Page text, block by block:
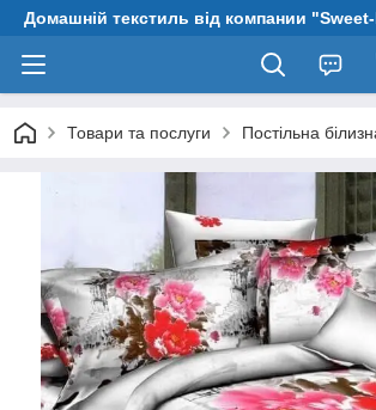
Домашній текстиль від компании
Товари та послуги Постільна